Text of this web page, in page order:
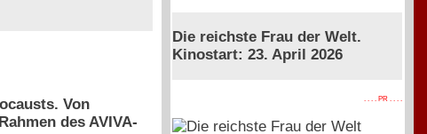
Von
des AVIVA-
Die reichste Frau der Welt.
Kinostart: 23. April 2026
. . . . PR . . . .